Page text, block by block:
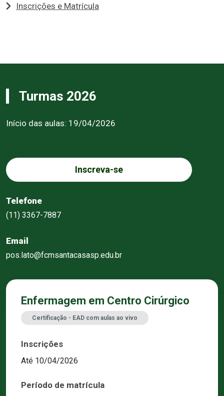
Inscrições e Matrícula
Turmas 2026
Início das aulas: 19/04/2026
Inscreva-se
Telefone
(11) 3367-7887
Email
pos.lato@fcmsantacasasp.edu.br
Enfermagem em Centro Cirúrgico
Certificação - EAD com aulas ao vivo
Inscrições
Até 10/04/2026
Período de matrícula